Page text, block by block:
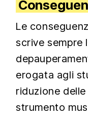
Le
scrive sempre
erogata agli
riduzione
strumento